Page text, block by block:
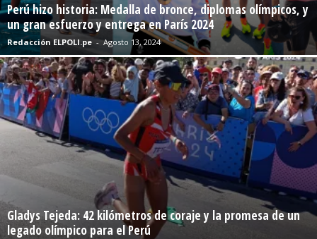
Perú hizo historia: Medalla de bronce, diplomas olímpicos, y
un gran esfuerzo y entrega en París 2024
Redacción ELPOLI.pe - Agosto 13, 2024
Gladys Tejeda: 42 kilómetros de coraje y la promesa de un
legado olímpico para el Perú